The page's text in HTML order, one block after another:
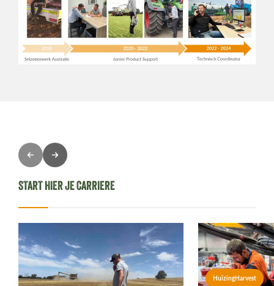
START HIER JE CARRIERE
HuizingHarvest